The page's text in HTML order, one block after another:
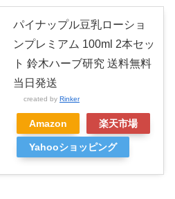
パイナップル豆乳ローショ
ンプレミアム 100ml 2本セッ
ト 鈴木ハーブ研究 送料無料
当日発送
created by Rinker
Amazon 楽天市場
Yahooショッピング